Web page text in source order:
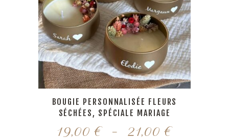
BOUGIE PERSONNALISÉE FLEURS
SÉCHÉES, SPÉCIALE MARIAGE
19,00 € – 21,00 €Plage